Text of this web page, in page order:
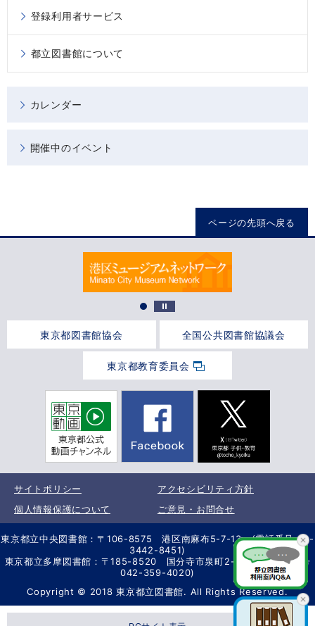
登録利用者サービス
都立図書館について
カレンダー
開催中のイベント
ページの先頭へ戻る
東京都図書館協会 全国公共図書館協議会
東京都教育委員会
サイトポリシー
アクセシビリティ方針
個人情報保護について
ご意見・お問合せ
東京都立中央図書館：〒106-8575 港区南麻布5-7-13 (電話番号 03-
3442-8451)
東京都立多摩図書館：〒185-8520 国分寺市泉町2-2-26 (電話番号
042-359-4020)
Copyright © 2018 東京都立図書館. All Rights Reserved.